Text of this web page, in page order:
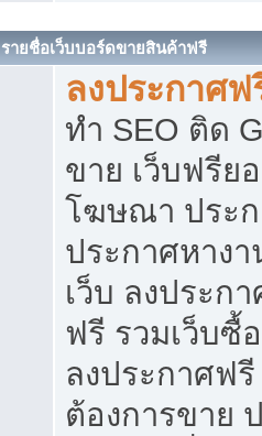
รายชื่อเว็บบอร์ดขายสินค้าฟรี
ลงประกาศฟ
ทำ SEO ติด
ขาย เว็บฟรีย
โฆษณา ประ
ประกาศหาง
เว็บ ลงประก
ฟรี รวมเว็บซื้
ลงประกาศฟ
ต้องการขาย